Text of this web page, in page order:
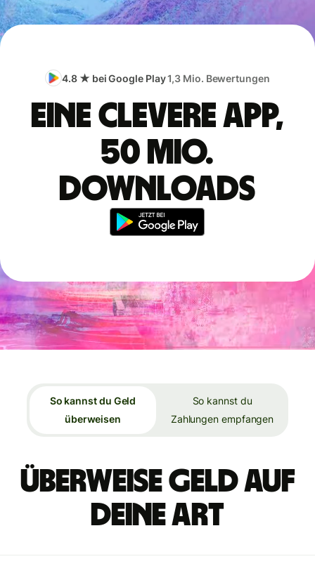
4.8 ★ bei Google Play1,3 Mio. Bewertungen
Eine clevere App,
50 Mio.
Downloads
So kannst du Geld
überweisen
So kannst du
Zahlungen empfangen
Überweise Geld auf
deine Art